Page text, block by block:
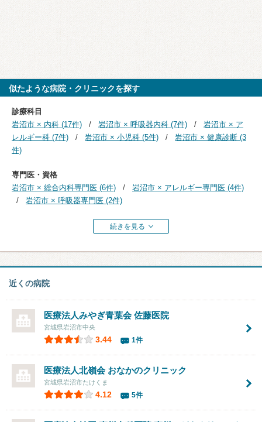
似たような病院・クリニックを探す
診療科目
岩沼市 × 内科 (17件)
岩沼市 × 呼吸器内科 (7件)
岩沼市 × ア
レルギー科 (7件)
岩沼市 × 小児科 (5件)
岩沼市 × 健康診断 (3
件)
専門医・資格
岩沼市 × 総合内科専門医 (6件)
岩沼市 × アレルギー専門医 (4件)
岩沼市 × 呼吸器専門医 (2件)
続きを見る
近くの病院
医療法人みやぎ青葉会佐藤医院
宮城県岩沼市中央
3.44 1件
医療法人北嶺会 おなかのクリニック
宮城県岩沼市たけくま
4.12 5件